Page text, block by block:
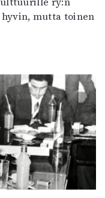
mutta toinen